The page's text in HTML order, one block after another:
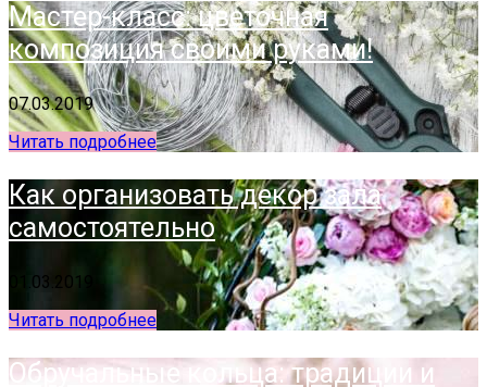
Мастер-класс: цветочная
композиция своими руками!
07.03.2019
Читать подробнее
Как организовать декор зала
самостоятельно
01.03.2019
Читать подробнее
Обручальные кольца: традиции и